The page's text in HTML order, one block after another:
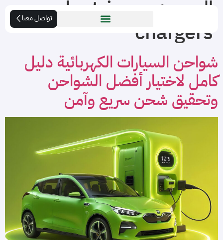
تواصل معنا الوسم:
electric car
chargers
شواحن السيارات الكهربائية دليل
كامل لاختيار أفضل الشواحن
وتحقيق شحن سريع وآمن